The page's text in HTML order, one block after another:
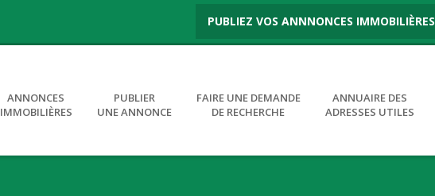
PUBLIEZ VOS ANNNONCES IMMOBILIÈRES
ANNONCES
IMMOBILIÈRES
PUBLIER
UNE ANNONCE
FAIRE UNE DEMANDE
DE RECHERCHE
ANNUAIRE DES
ADRESSES UTILES